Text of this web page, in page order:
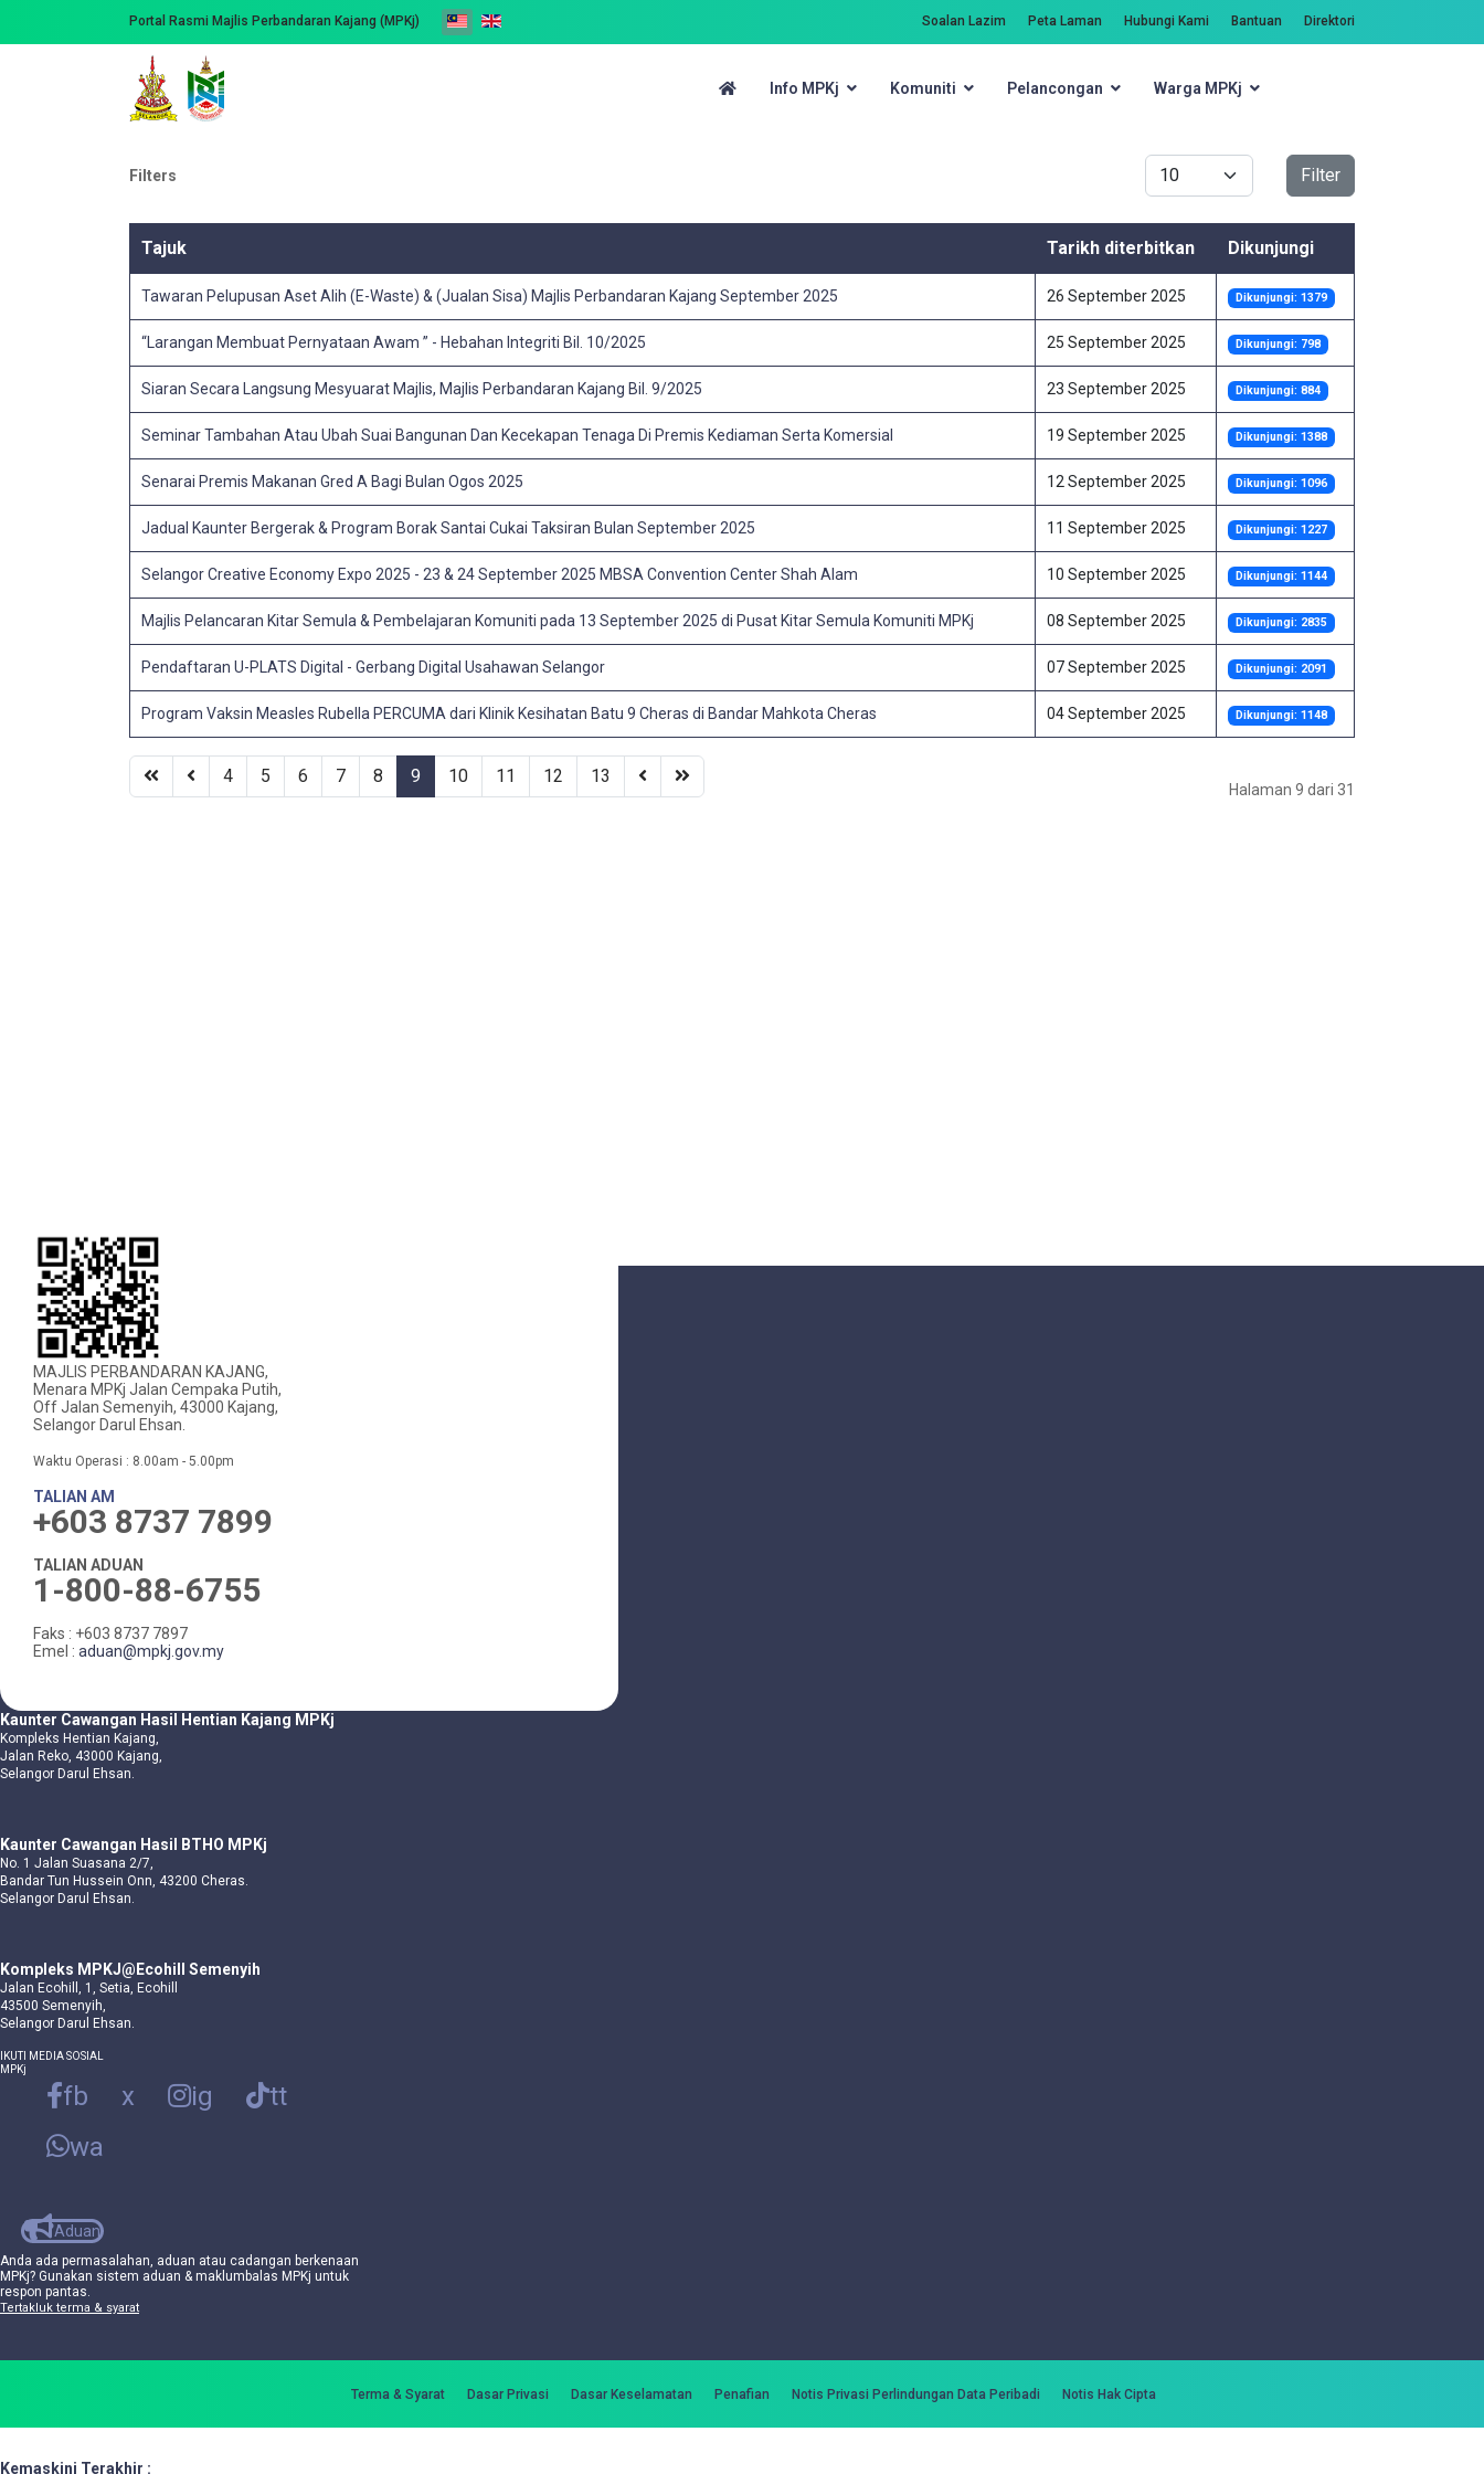
Portal Rasmi Majlis Perbandaran Kajang (MPKj) Soalan Lazim Peta Laman Hubungi Kami Bantuan Direktori
Info MPKj Komuniti Pelancongan Warga MPKj
Filters
Papar # Filter
Tajuk Tarikh diterbitkan Dikunjungi
Tawaran Pelupusan Aset Alih (E-Waste) & (Jualan Sisa) Majlis Perbandaran Kajang September 2025 26 September 2025 Dikunjungi: 1379
“Larangan Membuat Pernyataan Awam ” - Hebahan Integriti Bil. 10/2025 25 September 2025 Dikunjungi: 798
Siaran Secara Langsung Mesyuarat Majlis, Majlis Perbandaran Kajang Bil. 9/2025 23 September 2025 Dikunjungi: 884
Seminar Tambahan Atau Ubah Suai Bangunan Dan Kecekapan Tenaga Di Premis Kediaman Serta Komersial 19 September 2025 Dikunjungi: 1388
Senarai Premis Makanan Gred A Bagi Bulan Ogos 2025 12 September 2025 Dikunjungi: 1096
Jadual Kaunter Bergerak & Program Borak Santai Cukai Taksiran Bulan September 2025 11 September 2025 Dikunjungi: 1227
Selangor Creative Economy Expo 2025 - 23 & 24 September 2025 MBSA Convention Center Shah Alam 10 September 2025 Dikunjungi: 1144
Majlis Pelancaran Kitar Semula & Pembelajaran Komuniti pada 13 September 2025 di Pusat Kitar Semula Komuniti MPKj 08 September 2025 Dikunjungi: 2835
Pendaftaran U-PLATS Digital - Gerbang Digital Usahawan Selangor 07 September 2025 Dikunjungi: 2091
Program Vaksin Measles Rubella PERCUMA dari Klinik Kesihatan Batu 9 Cheras di Bandar Mahkota Cheras 04 September 2025 Dikunjungi: 1148
4 5 6 7 8 9 10 11 12 13
Halaman 9 dari 31
MAJLIS PERBANDARAN KAJANG,
Menara MPKj Jalan Cempaka Putih,
Off Jalan Semenyih, 43000 Kajang,
Selangor Darul Ehsan.
Waktu Operasi : 8.00am - 5.00pm
TALIAN AM
+603 8737 7899
TALIAN ADUAN
1-800-88-6755
Faks : +603 8737 7897
Emel : aduan@mpkj.gov.my
Kaunter Cawangan Hasil Hentian Kajang MPKj
Kompleks Hentian Kajang,
Jalan Reko, 43000 Kajang,
Selangor Darul Ehsan.
Kaunter Cawangan Hasil BTHO MPKj
No. 1 Jalan Suasana 2/7,
Bandar Tun Hussein Onn, 43200 Cheras.
Selangor Darul Ehsan.
Kompleks MPKJ@Ecohill Semenyih
Jalan Ecohill, 1, Setia, Ecohill
43500 Semenyih,
Selangor Darul Ehsan.
IKUTI MEDIA SOSIAL
MPKj
fb x ig
tt
wa
Aduan
Anda ada permasalahan, aduan atau cadangan berkenaan
MPKj? Gunakan sistem aduan & maklumbalas MPKj untuk
respon pantas.
Tertakluk terma & syarat
Terma & Syarat Dasar Privasi Dasar Keselamatan Penafian Notis Privasi Perlindungan Data Peribadi Notis Hak Cipta
Kemaskini Terakhir :